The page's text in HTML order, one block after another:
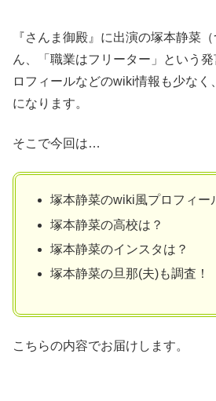
『さんま御殿』に出演の塚本静菜
ん、「職業はフリーター」という
ロフィールなどのwiki情報も少な
になります。
そこで今回は…
塚本静菜のwiki風プロフィー
塚本静菜の高校は？
塚本静菜のインスタは？
塚本静菜の旦那(夫)も調査！
こちらの内容でお届けします。